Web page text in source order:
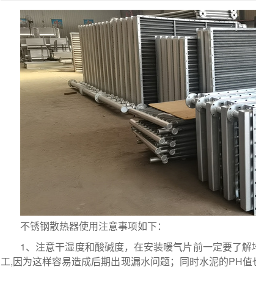
不锈钢散热器使用注意事项如下：
1、注意干湿度和酸碱度，在安装暖气片前一定要了
工,因为这样容易造成后期出现漏水问题；同时水泥的PH